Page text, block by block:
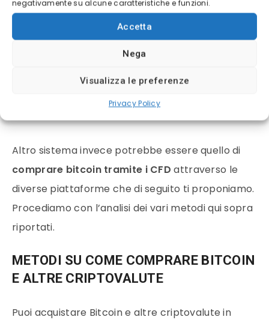
negativamente su alcune caratteristiche e funzioni.
Accetta
Nega
Visualizza le preferenze
Privacy Policy
Uno di questi è Binance, il più grande al mondo,
che offre l’opportunità di comprare più di 150
criptovalute sulla propria piattaforma.
Visita il sito ufficiale di Binance per
saperne di più!
Altro sistema invece potrebbe essere quello di
comprare bitcointramite i CFD attraverso le
diverse piattaforme che di seguito ti proponiamo.
Procediamo con l’analisi dei vari metodi qui sopra
riportati.
METODI SU COME COMPRARE BITCOIN
E ALTRE CRIPTOVALUTE
Puoi acquistare Bitcoin e altre criptovalute in